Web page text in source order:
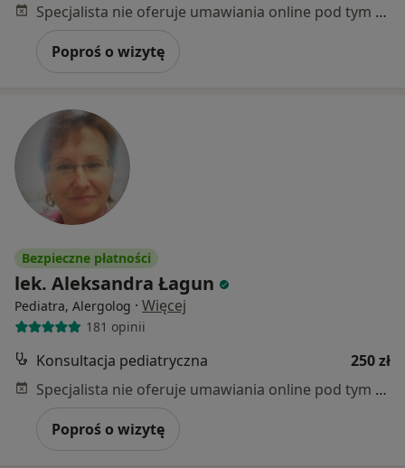
Specjalista nie oferuje umawiania online pod tym adresem.
Poproś o wizytę
Bezpieczne płatności
lek. Aleksandra Łagun
Pediatra, Alergolog · Więcej
181 opinii
Konsultacja pediatryczna
250 zł
Specjalista nie oferuje umawiania online pod tym adresem.
Poproś o wizytę